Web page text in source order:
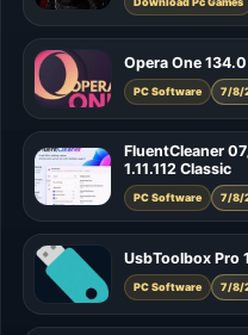
Opera One
PC Software 7/8/
FluentCleaner
1.11.112 Classic
PC Software 7/8/
UsbToolbox Pro
PC Software 7/8/